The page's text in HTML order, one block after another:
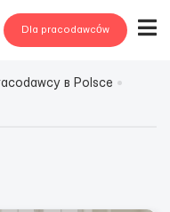
Dla pracodawców
в Polsce